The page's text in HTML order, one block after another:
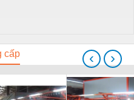
cấp ‹ ›